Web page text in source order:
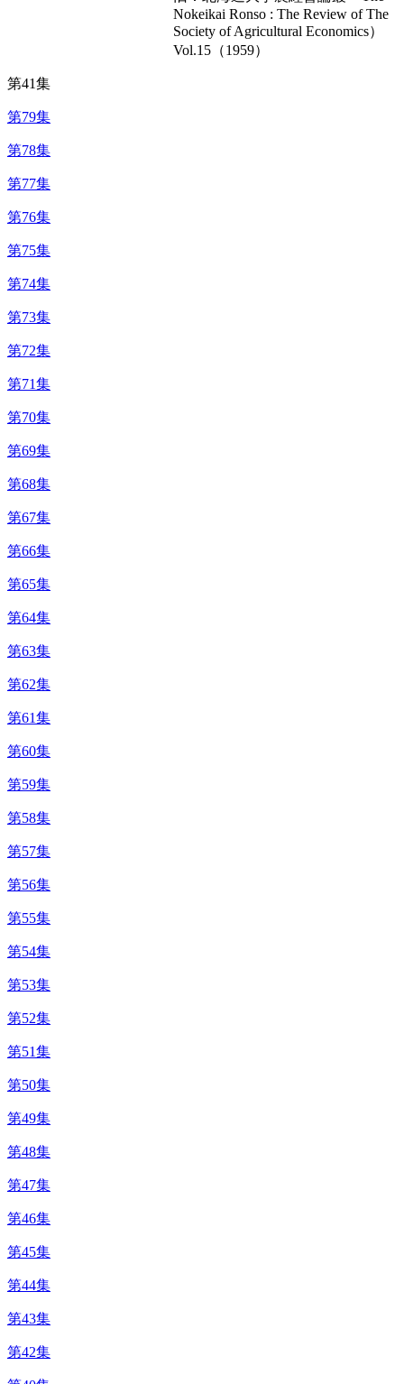
Nokeikai Ronso : The Review of The
Society of Agricultural Economics）
Vol.15（1959）
第41集
第79集
第78集
第77集
第76集
第75集
第74集
第73集
第72集
第71集
第70集
第69集
第68集
第67集
第66集
第65集
第64集
第63集
第62集
第61集
第60集
第59集
第58集
第57集
第56集
第55集
第54集
第53集
第52集
第51集
第50集
第49集
第48集
第47集
第46集
第45集
第44集
第43集
第42集